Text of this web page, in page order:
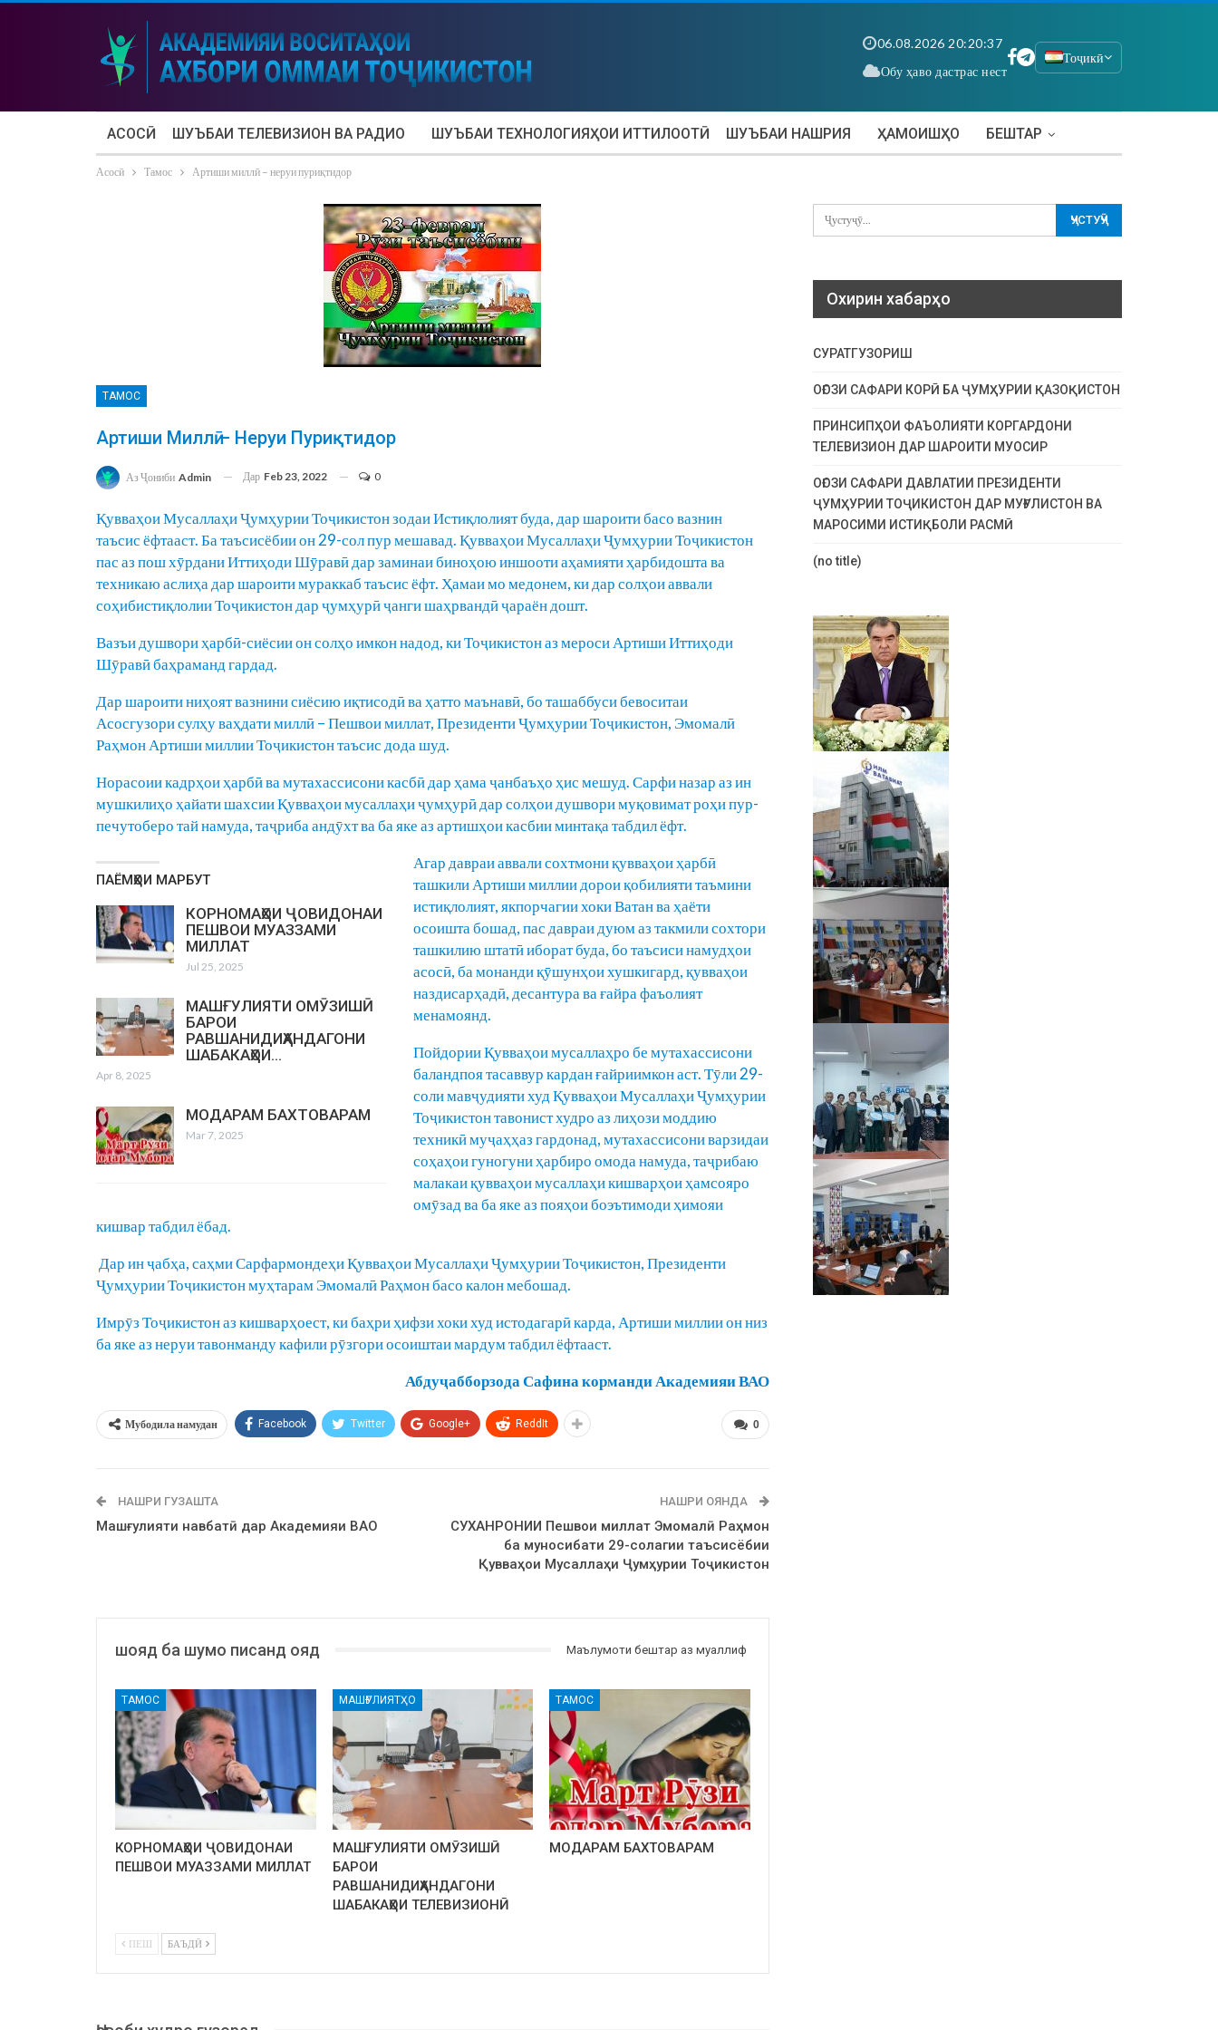
06.08.2026 20:20:37
Обу ҳаво дастрас нест
Тоҷикӣ
АСОСӢ ШУЪБАИ ТЕЛЕВИЗИОН ВА РАДИО ШУЪБАИ ТЕХНОЛОГИЯҲОИ ИТТИЛООТӢ ШУЪБАИ НАШРИЯ ҲАМОИШҲО БЕШТАР
Асосӣ Тамос Артиши миллӣ – неруи пуриқтидор
ТАМОС
Артиши Миллӣ – Неруи Пуриқтидор
Аз Ҷониби Admin Дар Feb 23, 2022 0
Қувваҳои Мусаллаҳи Ҷумҳурии Тоҷикистон зодаи Истиқлолият буда, дар шароити басо вазнин
таъсис ёфтааст. Ба таъсисёбии он 29-сол пур мешавад. Қувваҳои Мусаллаҳи Ҷумҳурии Тоҷикистон
пас аз пош хӯрдани Иттиҳоди Шӯравӣ дар заминаи биноҳою иншооти аҳамияти ҳарбидошта ва
техникаю аслиҳа дар шароити мураккаб таъсис ёфт. Ҳамаи мо медонем, ки дар солҳои аввали
соҳибистиқлолии Тоҷикистон дар ҷумҳурӣ ҷанги шаҳрвандӣ ҷараён дошт.
Вазъи душвори ҳарбӣ-сиёсии он солҳо имкон надод, ки Тоҷикистон аз мероси Артиши Иттиҳоди
Шӯравӣ баҳраманд гардад.
Дар шароити ниҳоят вазнини сиёсию иқтисодӣ ва ҳатто маънавӣ, бо ташаббуси бевоситаи
Асосгузори сулҳу ваҳдати миллӣ – Пешвои миллат, Президенти Ҷумҳурии Тоҷикистон, Эмомалӣ
Раҳмон Артиши миллии Тоҷикистон таъсис дода шуд.
Норасоии кадрҳои ҳарбӣ ва мутахассисони касбӣ дар ҳама ҷанбаъҳо ҳис мешуд. Сарфи назар аз ин
мушкилиҳо ҳайати шахсии Қувваҳои мусаллаҳи ҷумҳурӣ дар солҳои душвори муқовимат роҳи пур-
печутоберо тай намуда, таҷриба андӯхт ва ба яке аз артишҳои касбии минтақа табдил ёфт.
ПАЁМҲОИ МАРБУТ
КОРНОМАҲОИ ҶОВИДОНАИ
ПЕШВОИ МУАЗЗАМИ
МИЛЛАТ
Jul 25, 2025
МАШҒУЛИЯТИ ОМӮЗИШӢ
БАРОИ
РАВШАНИДИҲАНДАГОНИ
ШАБАКАҲОИ…
Apr 8, 2025
МОДАРАМ БАХТОВАРАМ
Mar 7, 2025
Агар давраи аввали сохтмони қувваҳои ҳарбӣ
ташкили Артиши миллии дорои қобилияти таъмини
истиқлолият, якпорчагии хоки Ватан ва ҳаёти
осоишта бошад, пас давраи дуюм аз такмили сохтори
ташкилию штатӣ иборат буда, бо таъсиси намудҳои
асосӣ, ба монанди қӯшунҳои хушкигард, қувваҳои
наздисарҳадӣ, десантура ва ғайра фаъолият
менамоянд.
Пойдории Қувваҳои мусаллаҳро бе мутахассисони
баландпоя тасаввур кардан ғайриимкон аст. Тӯли 29-
соли мавҷудияти худ Қувваҳои Мусаллаҳи Ҷумҳурии
Тоҷикистон тавонист худро аз лиҳози моддию
техникӣ муҷаҳҳаз гардонад, мутахассисони варзидаи
соҳаҳои гуногуни ҳарбиро омода намуда, таҷрибаю
малакаи қувваҳои мусаллаҳи кишварҳои ҳамсояро
омӯзад ва ба яке аз пояҳои боэътимоди ҳимояи
кишвар табдил ёбад.
Дар ин ҷабҳа, саҳми Сарфармондеҳи Қувваҳои Мусаллаҳи Ҷумҳурии Тоҷикистон, Президенти
Ҷумҳурии Тоҷикистон муҳтарам Эмомалӣ Раҳмон басо калон мебошад.
Имрӯз Тоҷикистон аз кишварҳоест, ки баҳри ҳифзи хоки худ истодагарӣ карда, Артиши миллии он низ
ба яке аз неруи тавонманду кафили рӯзгори осоиштаи мардум табдил ёфтааст.
Абдуҷабборзода Сафина корманди Академияи ВАО
0
Мубодила намудан Facebook Twitter Google+ ReddIt
НАШРИ ГУЗАШТА
Машғулияти навбатӣ дар Академияи ВАО
НАШРИ ОЯНДА
СУХАНРОНИИ Пешвои миллат Эмомалӣ Раҳмон
ба муносибати 29-солагии таъсисёбии
Қувваҳои Мусаллаҳи Ҷумҳурии Тоҷикистон
шояд ба шумо писанд ояд Маълумоти бештар аз муаллиф
ТАМОС
КОРНОМАҲОИ ҶОВИДОНАИ
ПЕШВОИ МУАЗЗАМИ МИЛЛАТ
МАШҒУЛИЯТҲО
МАШҒУЛИЯТИ ОМӮЗИШӢ
БАРОИ
РАВШАНИДИҲАНДАГОНИ
ШАБАКАҲОИ ТЕЛЕВИЗИОНӢ
ТАМОС
МОДАРАМ БАХТОВАРАМ
ПЕШ БАЪДӢ
Охирин хабарҳо
СУРАТГУЗОРИШ
ОҒОЗИ САФАРИ КОРӢ БА ҶУМҲУРИИ ҚАЗОҚИСТОН
ПРИНСИПҲОИ ФАЪОЛИЯТИ КОРГАРДОНИ
ТЕЛЕВИЗИОН ДАР ШАРОИТИ МУОСИР
ОҒОЗИ САФАРИ ДАВЛАТИИ ПРЕЗИДЕНТИ
ҶУМҲУРИИ ТОҶИКИСТОН ДАР МУҒУЛИСТОН ВА
МАРОСИМИ ИСТИҚБОЛИ РАСМӢ
(no title)